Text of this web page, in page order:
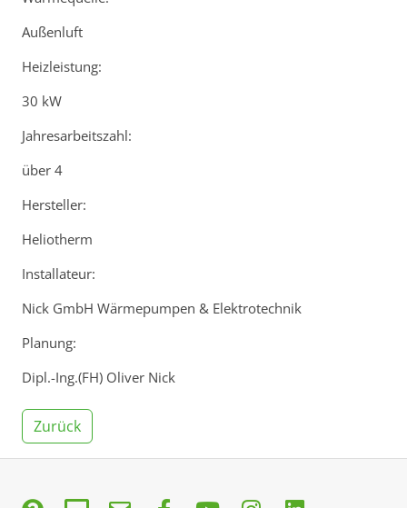
Außenluft
Heizleistung:
30 kW
Jahresarbeitszahl:
über 4
Hersteller:
Heliotherm
Installateur:
Nick GmbH Wärmepumpen & Elektrotechnik
Planung:
Dipl.-Ing.(FH) Oliver Nick
Zurück